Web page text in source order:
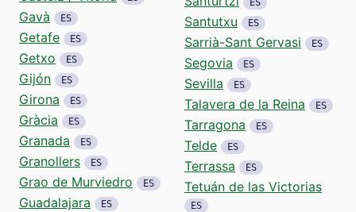
Gavà ES
Getafe ES
Getxo ES
Gijón ES
Girona ES
Gràcia ES
Granada ES
Granollers ES
Grao de Murviedro ES
Guadalajara ES
Santutxu ES
Sarrià-Sant Gervasi ES
Segovia ES
Sevilla ES
Talavera de la Reina ES
Tarragona ES
Telde ES
Terrassa ES
Tetuán de las Victorias
ES